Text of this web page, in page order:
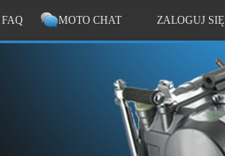
FAQ MOTO CHAT ZALOGUJ SIĘ